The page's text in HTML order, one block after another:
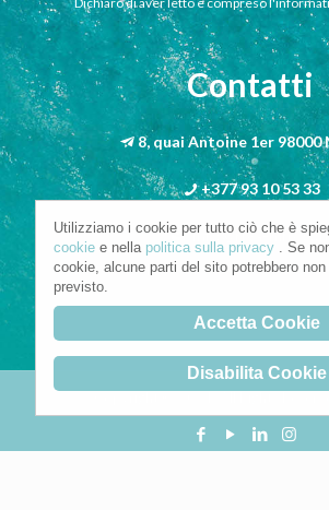
Contatti
8, quai Antoine 1er 98000
+377 93 10 53 33
info@riva-
Utilizziamo i cookie per tutto ciò che è
cookie e nella politica sulla privacy . Se
cookie, alcune parti del sito potrebbero
previsto.
Accetta Cookie
Disabilita Cookie